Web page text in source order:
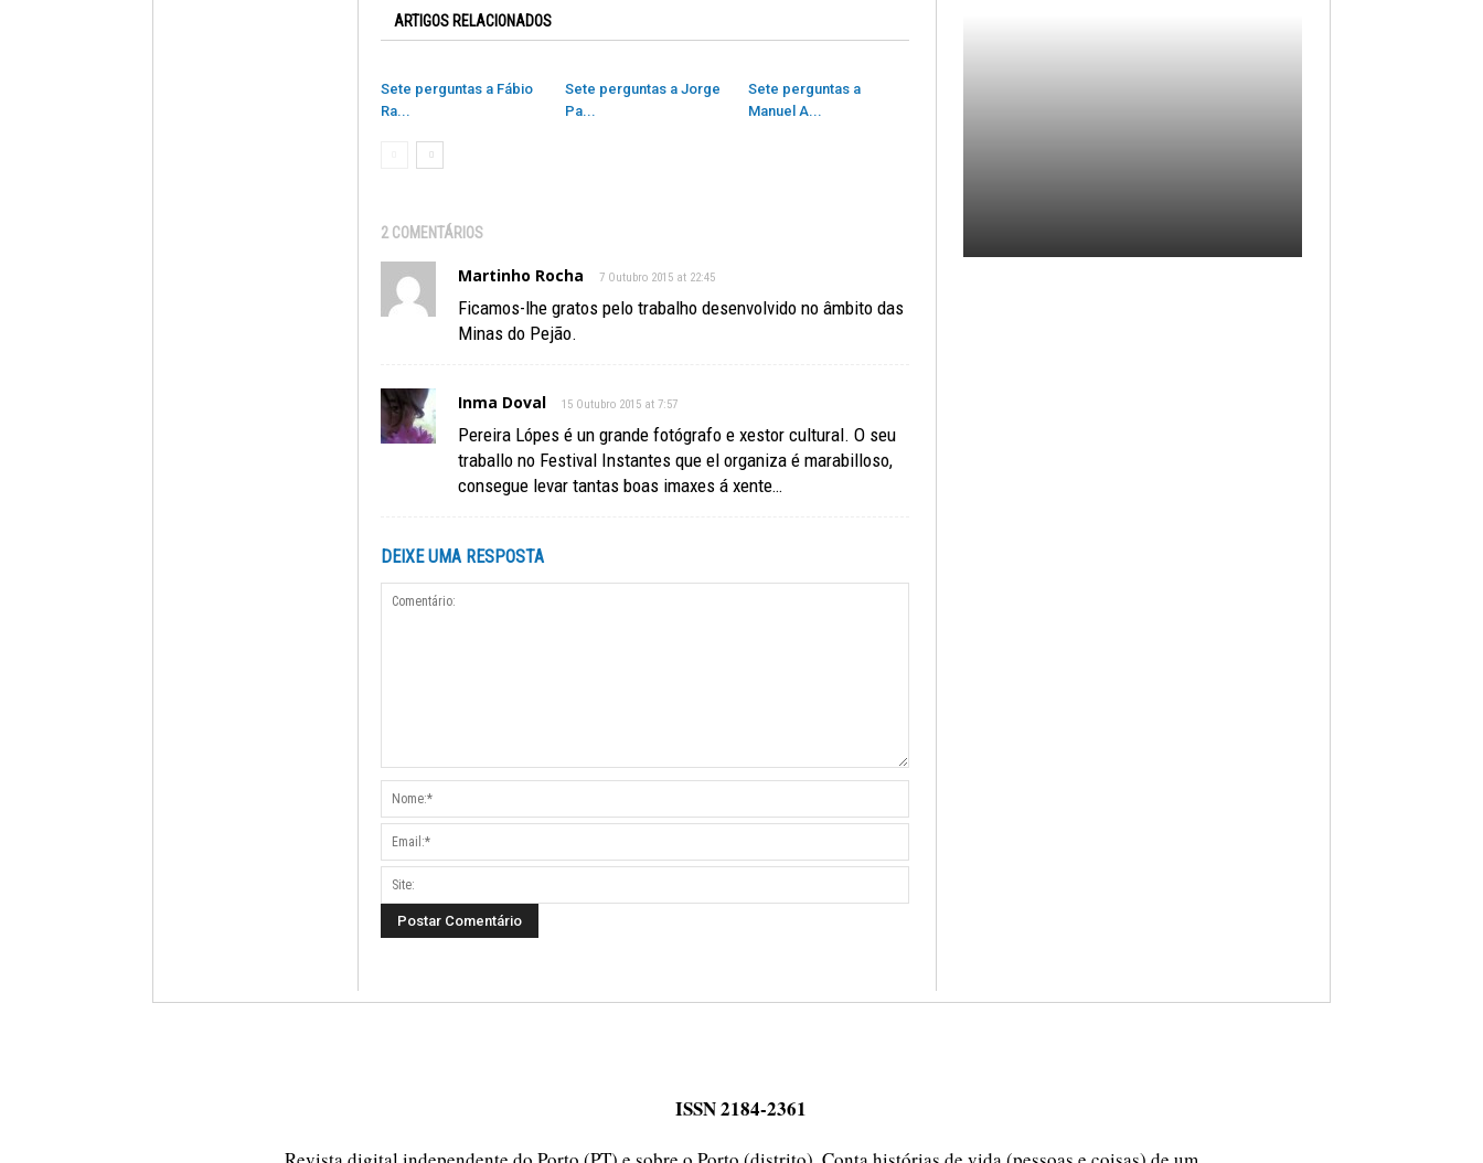
ARTIGOS RELACIONADOS
Sete perguntas a Fábio
Ra...
Sete perguntas a Jorge
Pa...
Sete perguntas a
Manuel A...
2 COMENTÁRIOS
Martinho Rocha 7 Outubro 2015 at 22:45
Ficamos-lhe gratos pelo trabalho desenvolvido no âmbito das
Minas do Pejão.
Inma Doval 15 Outubro 2015 at 7:57
Pereira Lópes é un grande fotógrafo e xestor cultural. O seu
traballo no Festival Instantes que el organiza é marabilloso,
consegue levar tantas boas imaxes á xente…
DEIXE UMA RESPOSTA
ISSN 2184-2361